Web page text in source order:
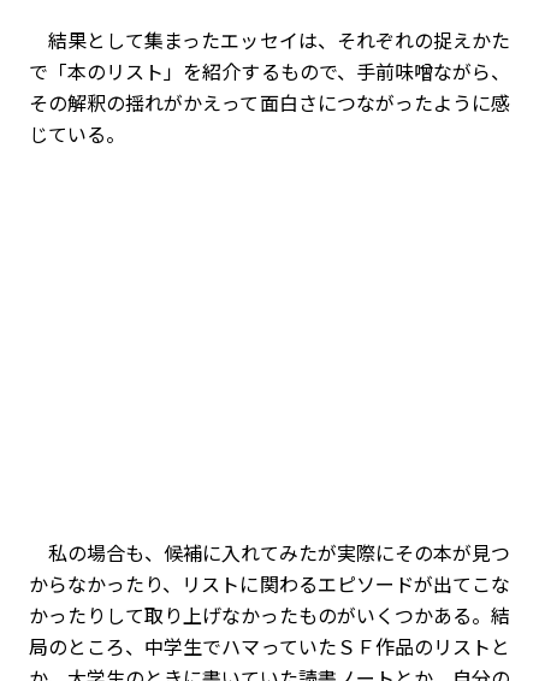
結果として集まったエッセイは、それぞれの捉えかた
で「本のリスト」を紹介するもので、手前味噌ながら、
その解釈の揺れがかえって面白さにつながったように感
じている。
私の場合も、候補に入れてみたが実際にその本が見つ
からなかったり、リストに関わるエピソードが出てこな
かったりして取り上げなかったものがいくつかある。結
局のところ、中学生でハマっていたＳＦ作品のリストと